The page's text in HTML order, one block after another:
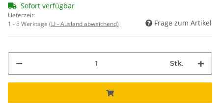
Sofort verfügbar
Lieferzeit:
1 - 5 Werktage (LI - Ausland abweichend) Frage zum Artikel
Stk.